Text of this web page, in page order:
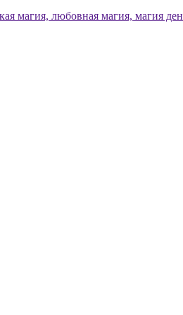
магия, любовная магия, магия